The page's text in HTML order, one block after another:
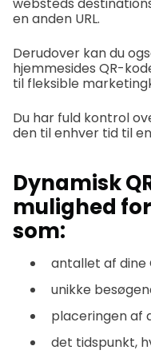
en anden URL.
Derudover kan du
hjemmesides QR-
til fleksible
Du har fuld kontrol
den til enhver tid til
Dynamisk
mulighed
som:
antallet af dine
unikke
placeringen af
det tidspunkt,